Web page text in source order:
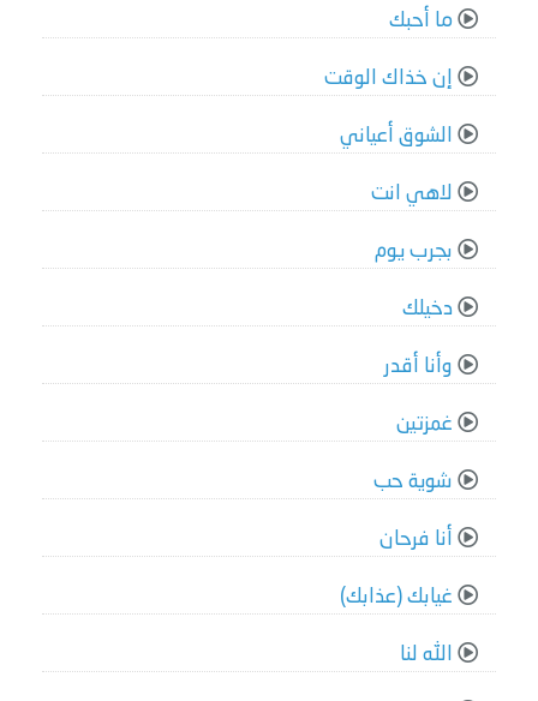
ما أحبك
إن خذاك الوقت
الشوق أعياني
لاهي انت
بجرب يوم
دخيلك
وأنا أقدر
غمزتين
شوية حب
أنا فرحان
غيابك (عذابك)
الله لنا